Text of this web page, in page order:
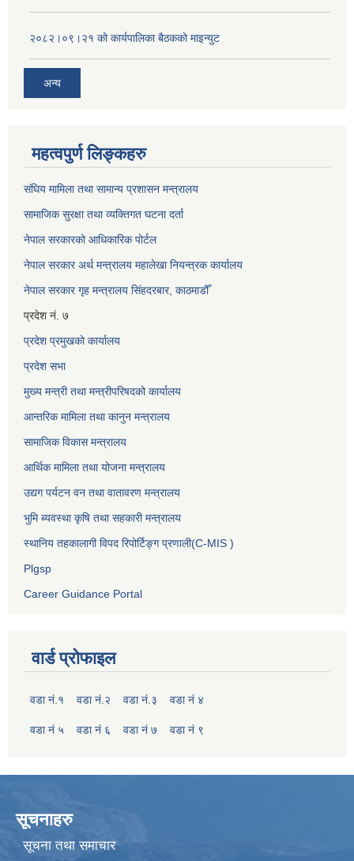
२०८२।०९।२१ को कार्यपालिका बैठकको माइन्युट
अन्य
महत्वपुर्ण लिङ्कहरु
संघिय मामिला तथा सामान्य प्रशासन मन्त्रालय
सामाजिक सुरक्षा तथा व्यक्तिगत घटना दर्ता
नेपाल सरकारको आधिकारिक पोर्टल
नेपाल सरकार अर्थ मन्त्रालय महालेखा नियन्त्रक कार्यालय
नेपाल सरकार गृह मन्त्रालय सिंहदरबार, काठमाडौँ
प्रदेश नं. ७
प्रदेश प्रमुखको कार्यालय
प्रदेश सभा
मुख्य मन्त्री तथा मन्त्रीपरिषदको कार्यालय
आन्तरिक मामिला तथा कानुन मन्त्रालय
सामाजिक विकास मन्त्रालय
आर्थिक मामिला तथा योजना मन्त्रालय
उद्यग पर्यटन वन तथा वातावरण मन्त्रालय
भुमि ब्यवस्था कृषि तथा सहकारी मन्त्रालय
स्थानिय तहकालागी विपद रिपोर्टिङ्ग प्रणाली(C-MIS )
Plgsp
Career Guidance Portal
वार्ड प्रोफाइल
वडा नं.१ वडा नं.२ वडा नं.३ वडा नं ४
वडा नं ५ वडा नं ६ वडा नं ७ वडा नं ९
सूचनाहरु
सूचना तथा समाचार